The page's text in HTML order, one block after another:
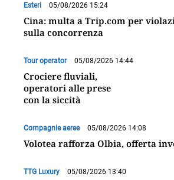
Esteri 05/08/2026 15:24
Cina: multa a Trip.com per
sulla concorrenza
Tour operator 05/08/2026 14:44
Crociere fluviali,
operatori alle prese
con la siccità
Compagnie aeree 05/08/2026 14:08
Volotea rafforza Olbia, offerta
TTG Luxury 05/08/2026 13:40